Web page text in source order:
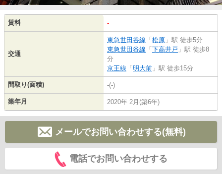
賃料 -
交通
東急世田谷線 「 松原 」駅 徒歩5分
東急世田谷線 「 下高井戸 」駅 徒歩8
分
京王線 「 明大前 」駅 徒歩15分
間取り(面積) -(-)
築年月 2020年 2月(築6年)
メールでお問い合わせする(無料)
電話でお問い合わせする